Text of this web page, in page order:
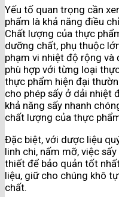
Yếu tố quan trọng cần
phẩm là khả năng điều
Chất lượng của thực
dưỡng chất, phụ thuộc
phạm vi nhiệt độ rộng và
phù hợp với từng loại
thực phẩm hiện đại
cho phép sấy ở dải nhiệt
khả năng sấy nhanh
chất lượng của thực
Đặc biệt, với dược liệu
linh chi, nấm mỡ, việc
thiết để bảo quản tốt
liệu, giữ cho chúng khô
chất.